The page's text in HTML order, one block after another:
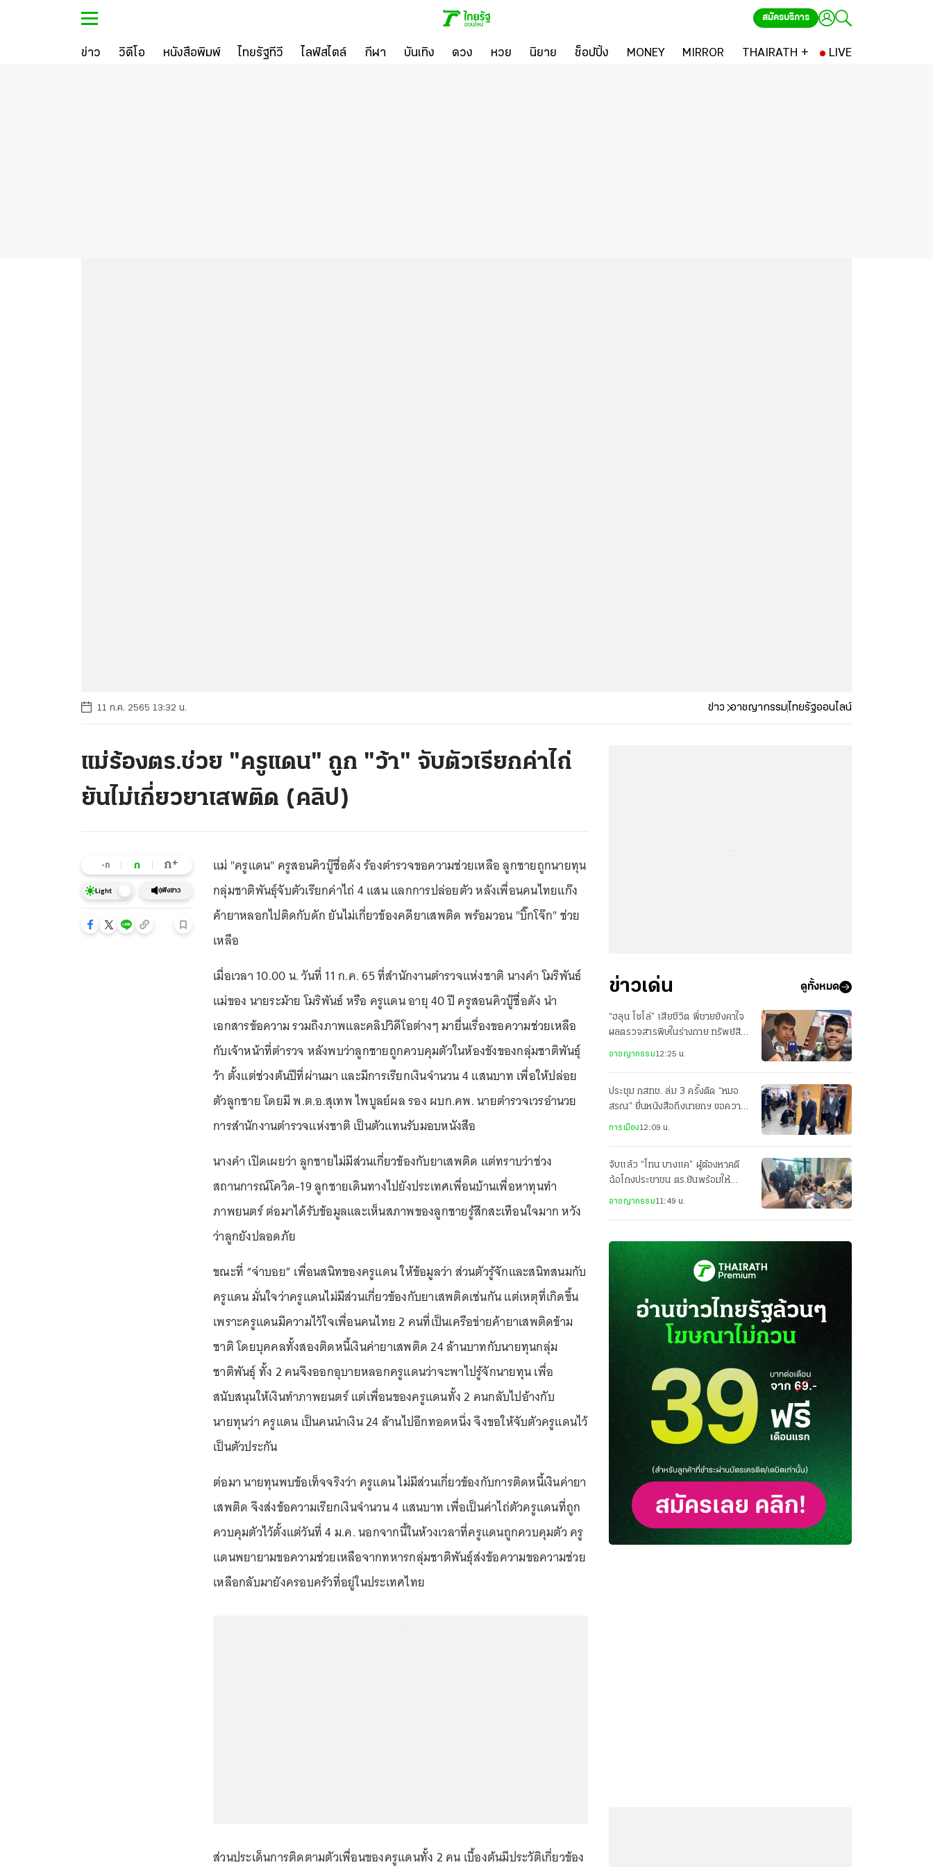
สมัครบริการ
ข่าว วิดีโอ หนังสือพิมพ์ ไทยรัฐทีวี ไลฟ์สไตล์ กีฬา บันเทิง ดวง หวย นิยาย ช็อปปิ้ง MONEY MIRROR THAIRATH + LIVE
11 ก.ค. 2565 13:32 น. ข่าว อาชญากรรมไทยรัฐออนไลน์
แม่ร้องตร.ช่วย "ครูแดน" ถูก "ว้า" จับตัวเรียกค่าไถ่
ยันไม่เกี่ยวยาเสพติด (คลิป)
-ก ก ก+
Light ฟังข่าว
แม่ "ครูแดน" ครูสอนคิวบู๊ชื่อดัง ร้องตำรวจขอความช่วยเหลือ ลูกชายถูกนายทุน
กลุ่มชาติพันธุ์จับตัวเรียกค่าไถ่ 4 แสน แลกการปล่อยตัว หลังเพื่อนคนไทยแก๊ง
ค้ายาหลอกไปติดกับดัก ยันไม่เกี่ยวข้องคดียาเสพติด พร้อมวอน "บิ๊กโจ๊ก" ช่วย
เหลือ
เมื่อเวลา 10.00 น. วันที่ 11 ก.ค. 65 ที่สำนักงานตำรวจแห่งชาติ นางคำ โมริพันธ์
แม่ของ นายระม้าย โมริพันธ์ หรือ ครูแดน อายุ 40 ปี ครูสอนคิวบู๊ชื่อดัง นำ
เอกสารข้อความ รวมถึงภาพและคลิปวิดีโอต่างๆ มายื่นเรื่องขอความช่วยเหลือ
กับเจ้าหน้าที่ตำรวจ หลังพบว่าลูกชายถูกควบคุมตัวในห้องขังของกลุ่มชาติพันธุ์
ว้า ตั้งแต่ช่วงต้นปีที่ผ่านมา และมีการเรียกเงินจำนวน 4 แสนบาท เพื่อให้ปล่อย
ตัวลูกชาย โดยมี พ.ต.อ.สุเทพ ไพบูลย์ผล รอง ผบก.คพ. นายตำรวจเวรอำนวย
การสำนักงานตำรวจแห่งชาติ เป็นตัวแทนรับมอบหนังสือ
นางคำ เปิดเผยว่า ลูกชายไม่มีส่วนเกี่ยวข้องกับยาเสพติด แต่ทราบว่าช่วง
สถานการณ์โควิด-19 ลูกชายเดินทางไปยังประเทศเพื่อนบ้านเพื่อหาทุนทำ
ภาพยนตร์ ต่อมาได้รับข้อมูลและเห็นสภาพของลูกชายรู้สึกสะเทือนใจมาก หวัง
ว่าลูกยังปลอดภัย
ขณะที่ “จ่าบอย” เพื่อนสนิทของครูแดน ให้ข้อมูลว่า ส่วนตัวรู้จักและสนิทสนมกับ
ครูแดน มั่นใจว่าครูแดนไม่มีส่วนเกี่ยวข้องกับยาเสพติดเช่นกัน แต่เหตุที่เกิดขึ้น
เพราะครูแดนมีความไว้ใจเพื่อนคนไทย 2 คนที่เป็นเครือข่ายค้ายาเสพติดข้าม
ชาติ โดยบุคคลทั้งสองติดหนี้เงินค่ายาเสพติด 24 ล้านบาทกับนายทุนกลุ่ม
ชาติพันธุ์ ทั้ง 2 คนจึงออกอุบายหลอกครูแดนว่าจะพาไปรู้จักนายทุน เพื่อ
สนับสนุนให้เงินทำภาพยนตร์ แต่เพื่อนของครูแดนทั้ง 2 คนกลับไปอ้างกับ
นายทุนว่า ครูแดน เป็นคนนำเงิน 24 ล้านไปอีกทอดหนึ่ง จึงขอให้จับตัวครูแดนไว้
เป็นตัวประกัน
ต่อมา นายทุนพบข้อเท็จจริงว่า ครูแดน ไม่มีส่วนเกี่ยวข้องกับการติดหนี้เงินค่ายา
เสพติด จึงส่งข้อความเรียกเงินจำนวน 4 แสนบาท เพื่อเป็นค่าไถ่ตัวครูแดนที่ถูก
ควบคุมตัวไว้ตั้งแต่วันที่ 4 ม.ค. นอกจากนี้ในห้วงเวลาที่ครูแดนถูกควบคุมตัว ครู
แดนพยายามขอความช่วยเหลือจากทหารกลุ่มชาติพันธุ์ส่งข้อความขอความช่วย
เหลือกลับมายังครอบครัวที่อยู่ในประเทศไทย
ส่วนประเด็นการติดตามตัวเพื่อนของครูแดนทั้ง 2 คน เบื้องต้นมีประวัติเกี่ยวข้อง
ข่าวเด่น ดูทั้งหมด
“ฮลุน โซโล่” เสียชีวิต พี่ชายยังคาใจ
ผลตรวจสารพิษในร่างกาย ทรัพย์สิน
อาชญากรรม12:25 น.
ประชุม กสทช. ล่ม 3 ครั้งติด “หมอ
สรณ” ยื่นหนังสือถึงนายกฯ ขอความ
เป็นธรรม
การเมือง12:09 น.
จับแล้ว “โทน บางแค” ผู้ต้องหาคดี
ฉ้อโกงประชาชน ตร.ยันพร้อมให้
อาชญากรรม11:49 น.